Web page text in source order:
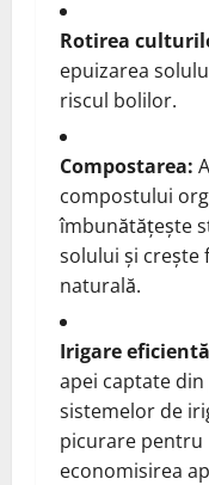
Rotirea
epuizarea
riscul bolilor.
Compostarea:
compostului
îmbunătățește
solului și crește
naturală.
Irigare
apei captate din
sistemelor de
picurare pentru
economisirea